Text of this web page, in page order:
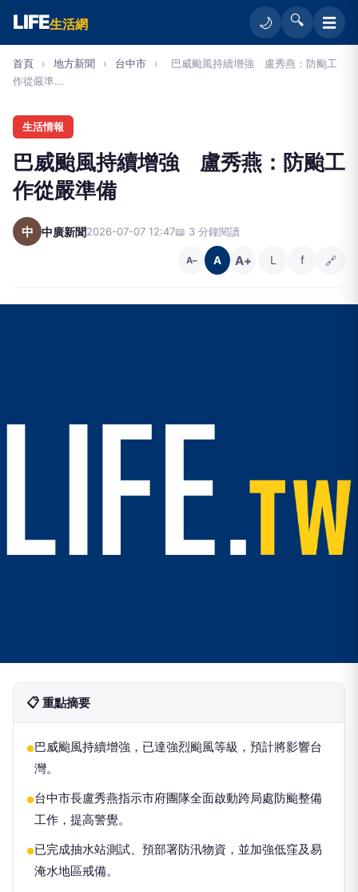
LIFE生活網 🌙 🔍 ☰
首頁 › 地方新聞 › 台中市 ›
巴威颱風持續增強 盧秀燕：防颱工
作從嚴準...
生活情報
巴威颱風持續增強 盧秀燕：防颱工
作從嚴準備
中 中廣新聞2026-07-07 12:47📖 3 分鐘閱讀
A− A A+ L f 🔗
📋 重點摘要
●巴威颱風持續增強，已達強烈颱風等級，預計將影響台
灣。
●台中市長盧秀燕指示市府團隊全面啟動跨局處防颱整備
工作，提高警覺。
●已完成抽水站測試、預部署防汛物資，並加強低窪及易
淹水地區戒備。